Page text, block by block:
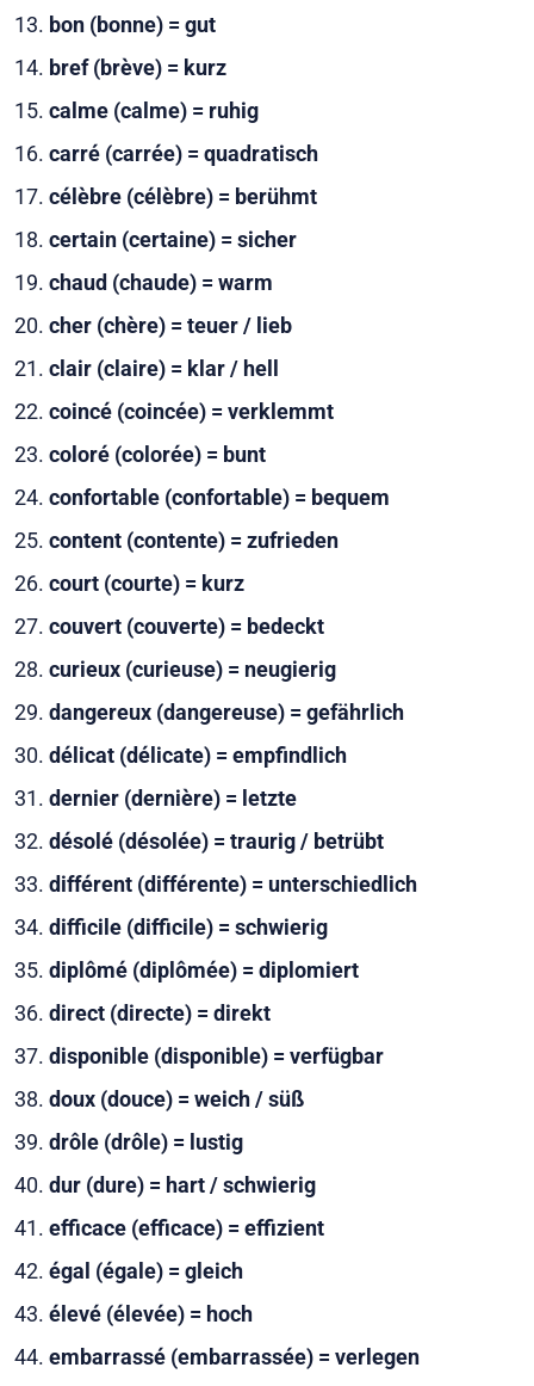
bon (bonne) = gut
bref (brève) = kurz
calme (calme) = ruhig
carré (carrée) = quadratisch
célèbre (célèbre) = berühmt
certain (certaine) = sicher
chaud (chaude) = warm
cher (chère) = teuer / lieb
clair (claire) = klar / hell
coincé (coincée) = verklemmt
coloré (colorée) = bunt
confortable (confortable) = bequem
content (contente) = zufrieden
court (courte) = kurz
couvert (couverte) = bedeckt
curieux (curieuse) = neugierig
dangereux (dangereuse) = gefährlich
délicat (délicate) = empfindlich
dernier (dernière) = letzte
désolé (désolée) = traurig / betrübt
différent (différente) = unterschiedlich
difficile (difficile) = schwierig
diplômé (diplômée) = diplomiert
direct (directe) = direkt
disponible (disponible) = verfügbar
doux (douce) = weich / süß
drôle (drôle) = lustig
dur (dure) = hart / schwierig
efficace (efficace) = effizient
égal (égale) = gleich
élevé (élevée) = hoch
embarrassé (embarrassée) = verlegen